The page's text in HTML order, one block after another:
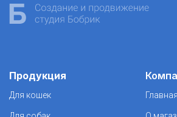
Продукция
Для кошек Главная